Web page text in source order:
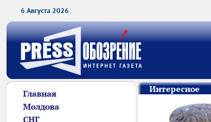
6 Августа 2026
Главная
Молдова
СНГ
Интересное